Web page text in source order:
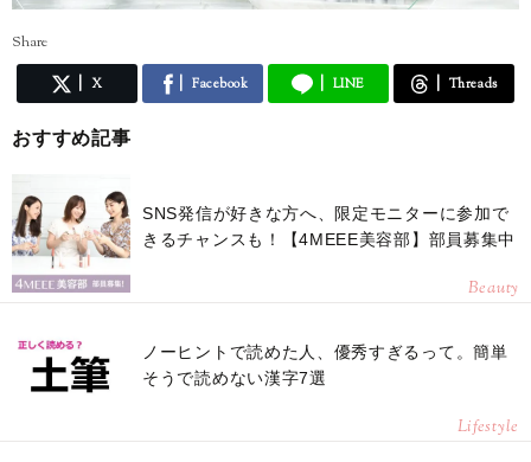
Share
X Facebook LINE Threads
おすすめ記事
SNS発信が好きな方へ、限定モニターに参加で
きるチャンスも！【4MEEE美容部】部員募集中
Beauty
ノーヒントで読めた人、優秀すぎるって。簡単
そうで読めない漢字7選
Lifestyle